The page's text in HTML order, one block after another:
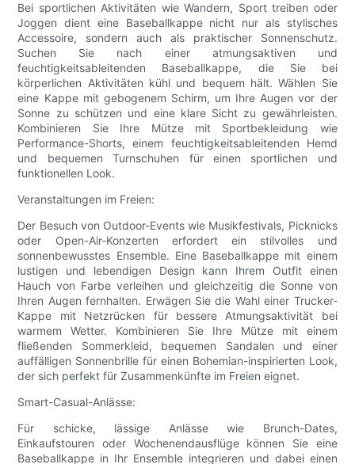
Bei sportlichen Aktivitäten wie Wandern, Sport treiben oder
Joggen dient eine Baseballkappe nicht nur als stylisches
Accessoire, sondern auch als praktischer Sonnenschutz.
Suchen Sie nach einer atmungsaktiven und
feuchtigkeitsableitenden Baseballkappe, die Sie bei
körperlichen Aktivitäten kühl und bequem hält. Wählen Sie
eine Kappe mit gebogenem Schirm, um Ihre Augen vor der
Sonne zu schützen und eine klare Sicht zu gewährleisten.
Kombinieren Sie Ihre Mütze mit Sportbekleidung wie
Performance-Shorts, einem feuchtigkeitsableitenden Hemd
und bequemen Turnschuhen für einen sportlichen und
funktionellen Look.
Veranstaltungen im Freien:
Der Besuch von Outdoor-Events wie Musikfestivals, Picknicks
oder Open-Air-Konzerten erfordert ein stilvolles und
sonnenbewusstes Ensemble. Eine Baseballkappe mit einem
lustigen und lebendigen Design kann Ihrem Outfit einen
Hauch von Farbe verleihen und gleichzeitig die Sonne von
Ihren Augen fernhalten. Erwägen Sie die Wahl einer Trucker-
Kappe mit Netzrücken für bessere Atmungsaktivität bei
warmem Wetter. Kombinieren Sie Ihre Mütze mit einem
fließenden Sommerkleid, bequemen Sandalen und einer
auffälligen Sonnenbrille für einen Bohemian-inspirierten Look,
der sich perfekt für Zusammenkünfte im Freien eignet.
Smart-Casual-Anlässe:
Für schicke, lässige Anlässe wie Brunch-Dates,
Einkaufstouren oder Wochenendausflüge können Sie eine
Baseballkappe in Ihr Ensemble integrieren und dabei einen